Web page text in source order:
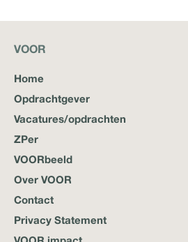
VOOR
Home
Opdrachtgever
Vacatures/opdrachten
ZPer
VOORbeeld
Over VOOR
Contact
Privacy Statement